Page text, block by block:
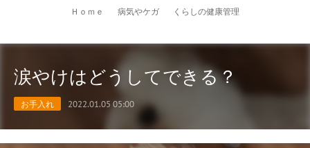
Ｈｏｍｅ 病気やケガ くらしの健康管理
涙やけはどうしてできる？
お手入れ 2022.01.05 05:00